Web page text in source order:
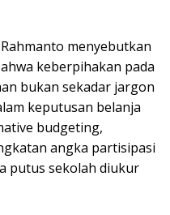
menyebutkan
keberpihakan pada
bukan sekadar jargon
keputusan belanja
budgeting,
angka partisipasi
putus sekolah diukur